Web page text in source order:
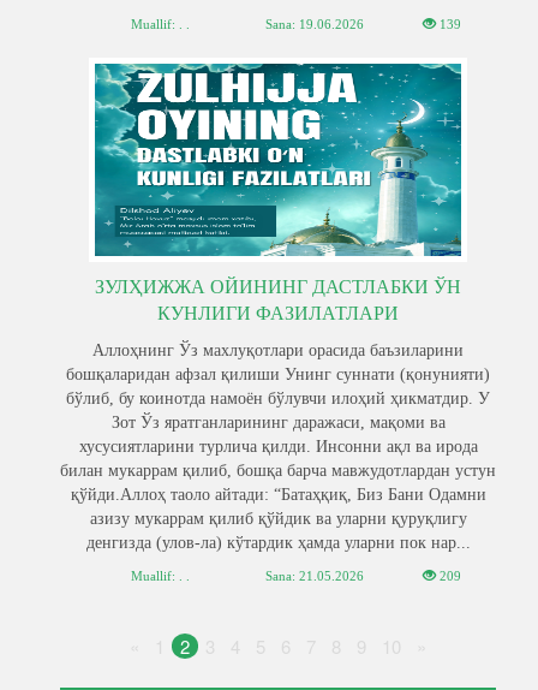
Muallif: . . Sana: 19.06.2026 139
ЗУЛҲИЖЖА ОЙИНИНГ ДАСТЛАБКИ ЎН
КУНЛИГИ ФАЗИЛАТЛАРИ
Аллоҳнинг Ўз махлуқотлари орасида баъзиларини
бошқаларидан афзал қилиши Унинг суннати (қонунияти)
бўлиб, бу коинотда намоён бўлувчи илоҳий ҳикматдир. У
Зот Ўз яратганларининг даражаси, мақоми ва
хусусиятларини турлича қилди. Инсонни ақл ва ирода
билан мукаррам қилиб, бошқа барча мавжудотлардан устун
қўйди.Аллоҳ таоло айтади: “Батаҳқиқ, Биз Бани Одамни
азизу мукаррам қилиб қўйдик ва уларни қуруқлигу
денгизда (улов-ла) кўтардик ҳамда уларни пок нар...
Muallif: . . Sana: 21.05.2026 209
1 2 3 4 5 6 7 8 9 10